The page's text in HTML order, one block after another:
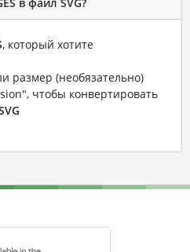
, который хотите
размер (необязательно)
чтобы конвертировать